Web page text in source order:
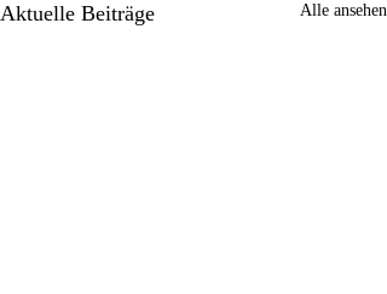
Aktuelle Beiträge Alle ansehen